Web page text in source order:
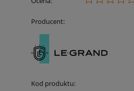
Producent:
Kod produktu: